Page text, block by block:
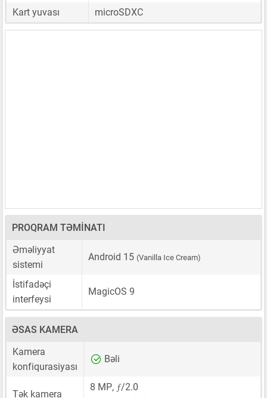
Kart yuvası microSDXC
PROQRAM TƏMINATI
Əməliyyat
sistemi
Android 15 (Vanilla Ice Cream)
İstifadəçi
interfeysi
MagicOS 9
ƏSAS KAMERA
Kamera
konfiqurasiyası
Bəli
Tək kamera
8 MP, ƒ/2.0